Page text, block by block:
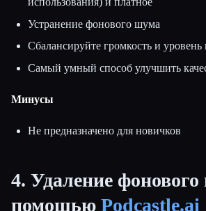
Устранение фонового шума
Сбалансируйте громкость и уровень
Самый умный способ улучшить
Минусы
Не предназначено для новичков
4. Удаление
помощью Podcastle.ai